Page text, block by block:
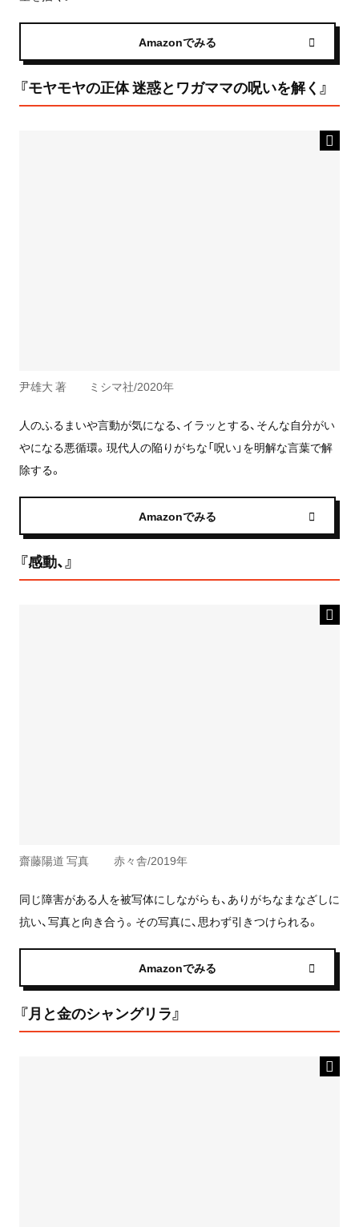
Amazonでみる
『モヤモヤの正体 迷惑とワガママの呪いを解く』
尹雄大 著 ミシマ社/2020年
人のふるまいや言動が気になる、イラッとする、そんな自分がい
やになる悪循環。現代人の陥りがちな「呪い」を明解な言葉で解
除する。
Amazonでみる
『感動、』
齋藤陽道 写真 赤々舎/2019年
同じ障害がある人を被写体にしながらも、ありがちなまなざしに
抗い、写真と向き合う。その写真に、思わず引きつけられる。
Amazonでみる
『月と金のシャングリラ』